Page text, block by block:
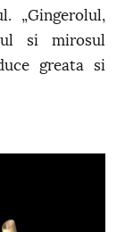
„Gingerolul,
si mirosul
greata si